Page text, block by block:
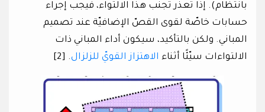
بانتظام). إذا تعذّر تجنّب هذا الالتواء، فيجب إجراء
حسابات خاصّة لقوى القصّ الإضافيّة عند تصميم
المباني. ولكن بالتأكيد، سيكون أداء المباني ذات
الالتواءات سيّئًا أثناء الاهتزاز القويّ للزلزال. [2]